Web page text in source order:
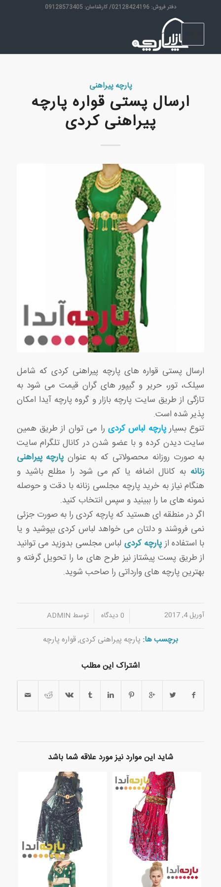
دفتر فروش: 02128424196/ کارشناسان: 09128573405
پارچه پیراهنی
ارسال پستی قواره پارچه
پیراهنی کردی
ارسال پستی قواره های پارچه پیراهنی کردی که شامل
سیلک، تور، حریر و گیپور های گران قیمت می شود به
تازگی از طریق سایت پارچه بازار و گروه پارچه آیدا امکان
پذیر شده است.
تنوع بسیارپارچه لباس کردی را می توان از طریق همین
سایت دیدن کرده و با عضو شدن در کانال تلگرام سایت
به صورت روزانه محصولاتی که به عنوان پارچه پیراهنی
زنانه به کانال اضافه یا کم می شود را مطلع باشید و
هنگام نیاز به خرید پارچه مجلسی زنانه با دقت و حوصله
نمونه های ما را ببینید و سپس انتخاب کنید.
اگر در منطقه ای هستید که پارچه کردی را به صورت جزئی
نمی فروشند و دلتان می خواهد لباس کردی بپوشید و یا
با استفاده ازپارچه کردی لباس مجلسی بدوزید می توانید
از طریق پست پیشتاز نیز طرح های ما را تحویل گرفته و
بهترین پارچه های وارداتی را صاحب شوید.
آوریل 4, 2017 0 دیدگاه/ توسط ADMIN
برچسب ها: پارچه پیراهنی کردی,قواره پارچه
اشتراک این مطلب
شاید این موارد نیز مورد علاقه شما باشد